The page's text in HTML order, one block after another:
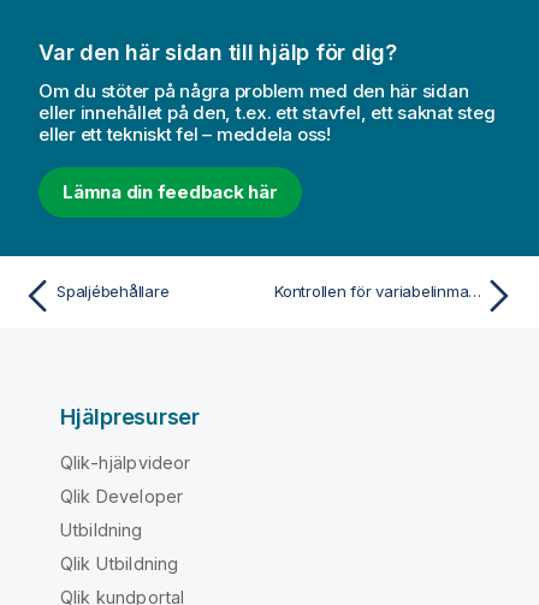
Var den här sidan till hjälp för dig?
Om du stöter på några problem med den här sidan
eller innehållet på den, t.ex. ett stavfel, ett saknat steg
eller ett tekniskt fel – meddela oss!
Lämna din feedback här
Spaljébehållare Kontrollen för variabelinmatning
Hjälpresurser
Qlik-hjälpvideor
Qlik Developer
Utbildning
Qlik Utbildning
Qlik kundportal